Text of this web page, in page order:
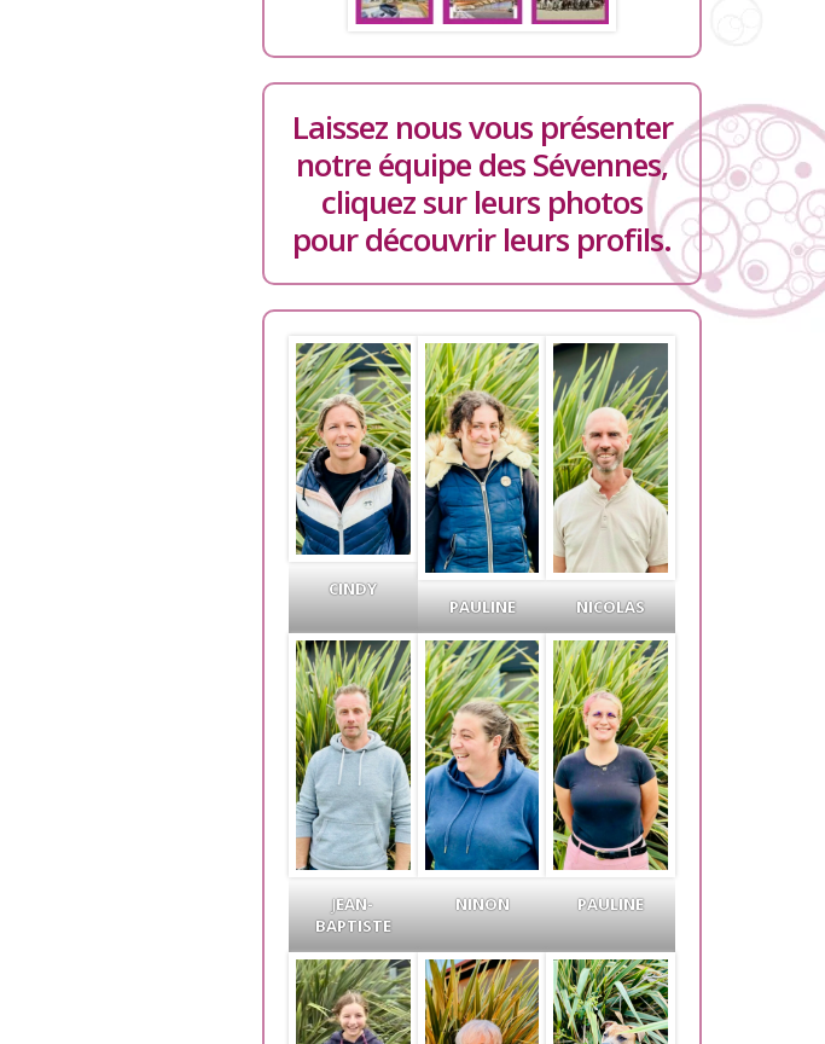
Laissez nous vous présenter
notre équipe des Sévennes,
cliquez sur leurs photos
pour découvrir leurs profils.
CINDY
PAULINE
NICOLAS
JEAN-
BAPTISTE
NINON PAULINE